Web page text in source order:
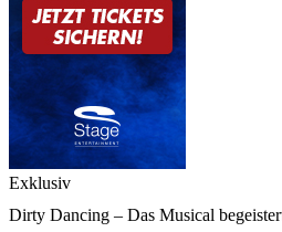
Exklusiv
Dirty Dancing – Das Musical